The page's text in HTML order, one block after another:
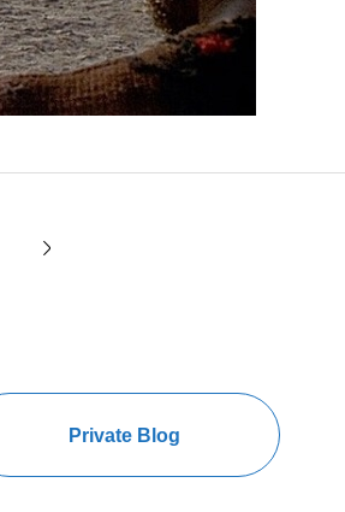
Private Blog